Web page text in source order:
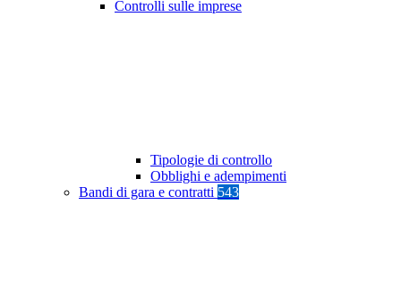
Controlli sulle imprese
Tipologie di controllo
Obblighi e adempimenti
Bandi di gara e contratti 543